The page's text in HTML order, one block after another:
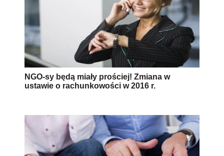
NGO-sy będą miały prościej! Zmiana w
ustawie o rachunkowości w 2016 r.